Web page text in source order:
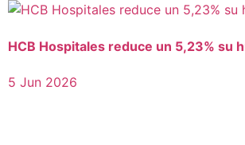
HCB Hospitales reduce un 5,23% su
5 Jun 2026